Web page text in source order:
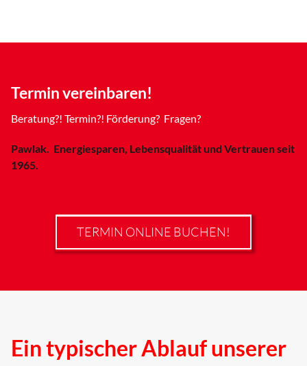
Termin vereinbaren!
Beratung?! Termin?! Förderung? Fragen?
Pawlak. Energiesparen, Lebensqualität und Vertrauen seit
1965.
TERMIN ONLINE BUCHEN!
Ein typischer Ablauf unserer